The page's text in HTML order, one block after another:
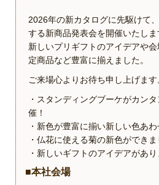
2026年の新カタログに先駆けて
する新商品発表会を開催いたしま
新しいプリギフトのアイデアや
定商品など豊富に揃えました。
ご来場心よりお待ち申し上げます
・スタンディングブーケがカン
催！
・新色が豊富に揃い新しい色あ
・仏花に使える菊の新色ができま
・新しいギフトのアイデアがあり
■本社会場